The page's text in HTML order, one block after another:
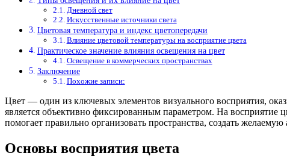
Дневной свет
Искусственные источники света
Цветовая температура и индекс цветопередачи
Влияние цветовой температуры на восприятие цвета
Практическое значение влияния освещения на цвет
Освещение в коммерческих пространствах
Заключение
Похожие записи:
Цвет — один из ключевых элементов визуального восприятия,
является объективно фиксированным параметром. На восприятие
помогает правильно организовать пространства, создать
Основы восприятия цвета